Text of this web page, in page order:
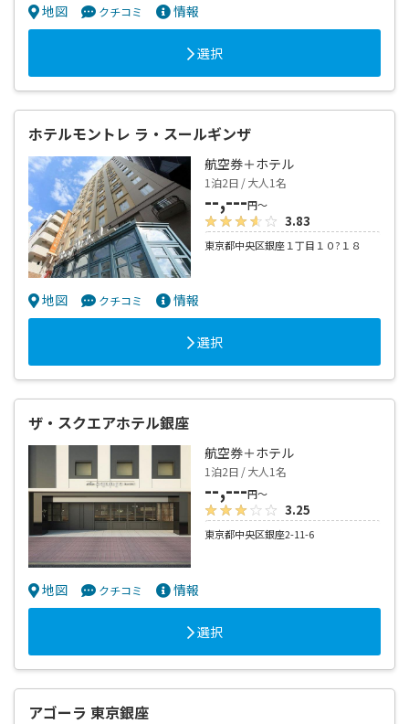
地図 クチコミ 情報
選択
ホテルモントレ ラ・スールギンザ
航空券＋ホテル
1泊2日 / 大人1名
--,---円～
3.83
東京都中央区銀座１丁目１０?１８
地図 クチコミ 情報
選択
ザ・スクエアホテル銀座
航空券＋ホテル
1泊2日 / 大人1名
--,---円～
3.25
東京都中央区銀座2-11-6
地図 クチコミ 情報
選択
アゴーラ 東京銀座